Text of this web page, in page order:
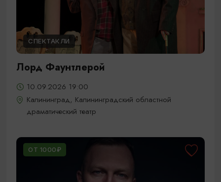
СПЕКТАКЛИ
Лорд Фаунтлерой
10.09.2026 19:00
Калининград, Калининградский областной
драматический театр
ОТ 1000₽